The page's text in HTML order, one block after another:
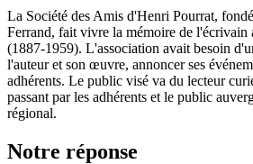
La Société des Amis d'Henri Pourrat,
Ferrand, fait vivre la mémoire de l'écrivain
(1887-1959). L'association avait besoin
l'auteur et son œuvre, annoncer ses
adhérents. Le public visé va du lecteur
passant par les adhérents et le public
régional.
Notre réponse